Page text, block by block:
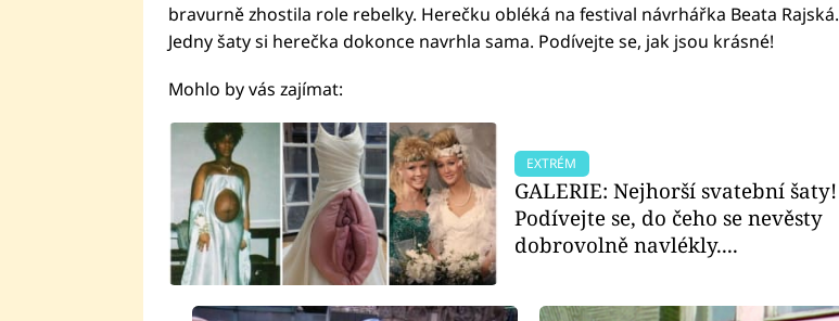
bravurně zhostila role rebelky. Herečku obléká na festival návrhářka Beata Rajská.
Jedny šaty si herečka dokonce navrhla sama. Podívejte se, jak jsou krásné!
Mohlo by vás zajímat:
EXTRÉM
GALERIE: Nejhorší svatební šaty!
Podívejte se, do čeho se nevěsty
dobrovolně navlékly....